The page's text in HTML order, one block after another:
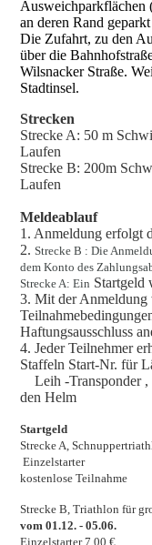
Ausweichparkflächen
an deren Rand
Die Zufahrt, zu den
über die
Wilsnacker Straße.
Stadtinsel.
Strecken
Strecke A: 50 m
Laufen
Strecke B: 200m
Laufen
Meldeablauf
1. Anmeldung erfolgt
2.Strecke B :Die
dem Konto des
Strecke A: Ein Startgeld
3. Mit der Anmeldung
Haftungsausschluss
4. Jeder Teilnehmer
Staffeln Start-Nr. für
Leih -Transponder
den Helm
Startgeld
Strecke A,
Einzelstarter
kostenlose Teilnahme
Strecke B, Triathlon für
vom 01.12. - 05.06.
Einzelstarter 7,00 €